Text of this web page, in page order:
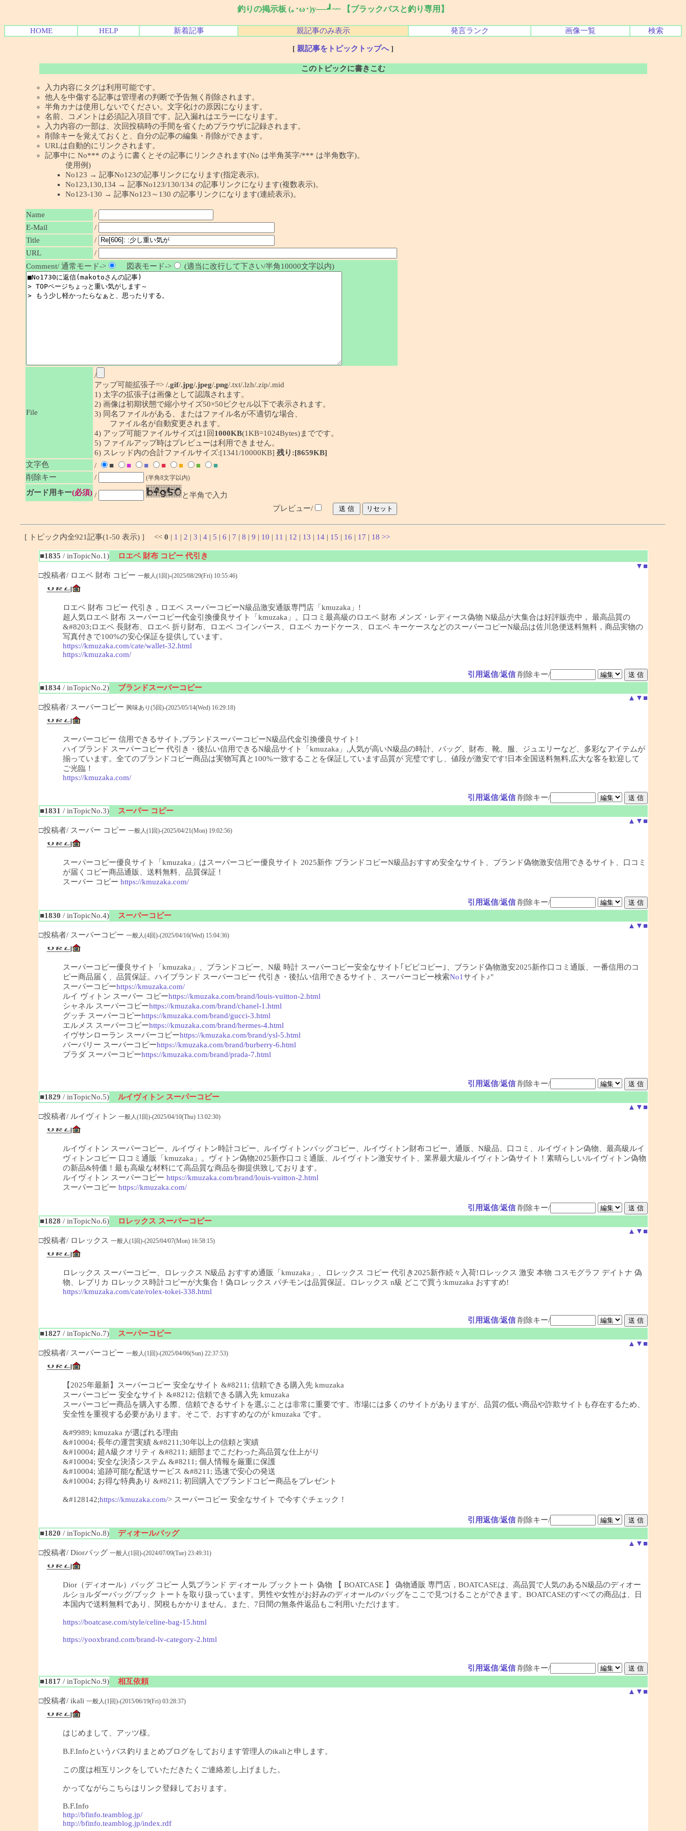
釣りの掲示板 (｡･ω･)y──┛~~ 【ブラックバスと釣り専用】
HOME HELP 新着記事 親記事のみ表示 発言ランク 画像一覧 検索
[ 親記事をトピックトップへ]
このトピックに書きこむ
入力内容にタグは利用可能です。
他人を中傷する記事は管理者の判断で予告無く削除されます。
半角カナは使用しないでください。文字化けの原因になります。
名前、コメントは必須記入項目です。記入漏れはエラーになります。
入力内容の一部は、次回投稿時の手間を省くためブラウザに記録されます。
削除キーを覚えておくと、自分の記事の編集・削除ができます。
URLは自動的にリンクされます。
記事中に No*** のように書くとその記事にリンクされます(No は半角英字/*** は半角数字)。
使用例)
No123 → 記事No123の記事リンクになります(指定表示)。
No123,130,134 → 記事No123/130/134 の記事リンクになります(複数表示)。
No123-130 → 記事No123～130 の記事リンクになります(連続表示)。
Name
/
E-Mail
/
Title
/
URL
/
Comment/ 通常モード->
図表モード-> (適当に改行して下さい/半角10000文字以内)
File
/
アップ可能拡張子=> /.gif/.jpg/.jpeg/.png/.txt/.lzh/.zip/.mid
1) 太字の拡張子は画像として認識されます。
2) 画像は初期状態で縮小サイズ50×50ピクセル以下で表示されます。
3) 同名ファイルがある、またはファイル名が不適切な場合、
ファイル名が自動変更されます。
4) アップ可能ファイルサイズは1回 1000KB(1KB=1024Bytes)までです。
5) ファイルアップ時はプレビューは利用できません。
6) スレッド内の合計ファイルサイズ:[1341/10000KB] 残り:[8659KB]
文字色
/ ■ ■ ■ ■ ■ ■
■
削除キー
/ (半角8文字以内)
ガード用キー(必須) /
と半角で入力
プレビュー/
[ トピック内全921記事(1-50 表示) ] << 0 | 1 | 2 | 3 | 4 | 5 | 6 | 7 | 8 | 9 | 10 | 11 | 12 | 13 | 14 | 15 | 16 | 17 | 18 >>
■1835 / inTopicNo.1)
ロエベ 財布 コピー 代引き
▼ ■
□投稿者/ ロエベ 財布 コピー 一般人(1回)-(2025/08/29(Fri) 10:55:46)
ロエベ 財布 コピー 代引き，ロエベ スーパーコピーN級品激安通販専門店「kmuzaka」!
超人気ロエベ 財布 スーパーコピー代金引換優良サイト「kmuzaka」。口コミ最高級のロエベ 財布 メンズ・レディース偽物 N級品が大集合は好評販売中， 最高品質の
&#8203;ロエベ 長財布、ロエベ 折り財布、ロエベ コインパース、ロエベ カードケース、ロエベ キーケースなどのスーパーコピーN級品は佐川急便送料無料，商品実物の
写真付きで100%の安心保証を提供しています。
https://kmuzaka.com/cate/wallet-32.html
https://kmuzaka.com/
引用返信/返信 削除キー/
■1834/ inTopicNo.2)
ブランドスーパーコピー
▲ ▼ ■
□投稿者/ スーパーコピー 興味あり(5回)-(2025/05/14(Wed) 16:29:18)
スーパーコピー 信用できるサイト,ブランドスーパーコピーN級品代金引換優良サイト!
ハイブランド スーパーコピー 代引き・後払い信用できるN級品サイト「kmuzaka」,人気が高いN級品の時計、バッグ、財布、靴、服、ジュエリーなど、多彩なアイテムが
揃っています。全てのブランドコピー商品は実物写真と100%一致することを保証しています品質が 完璧ですし、値段が激安です!日本全国送料無料,広大な客を歓迎して
ご光臨！
https://kmuzaka.com/
引用返信/返信 削除キー/
■1831 / inTopicNo.3)
スーパー コピー
▲ ▼ ■
□投稿者/ スーパー コピー 一般人(1回)-(2025/04/21(Mon) 19:02:56)
スーパーコピー優良サイト「kmuzaka」はスーパーコピー優良サイト 2025新作 ブランドコピーN級品おすすめ安全なサイト、ブランド偽物激安信用できるサイト、口コミ
が届くコピー商品通販、送料無料、品質保証！
スーパー コピー https://kmuzaka.com/
引用返信/返信 削除キー/
■1830 / inTopicNo.4)
スーパーコピー
▲ ▼ ■
□投稿者/ スーパーコピー 一般人(4回)-(2025/04/16(Wed) 15:04:36)
スーパーコピー優良サイト「kmuzaka」、ブランドコピー、N級 時計 スーパーコピー安全なサイト｢ビビコピー｣、ブランド偽物激安2025新作口コミ通販、一番信用のコ
ピー商品届く、品質保証。ハイブランド スーパーコピー 代引き・後払い信用できるサイト、スーパーコピー検索No1サイト♪"
スーパーコピーhttps://kmuzaka.com/
ルイ ヴィトン スーパー コピーhttps://kmuzaka.com/brand/louis-vuitton-2.html
シャネル スーパーコピーhttps://kmuzaka.com/brand/chanel-1.html
グッチ スーパーコピーhttps://kmuzaka.com/brand/gucci-3.html
エルメス スーパーコピーhttps://kmuzaka.com/brand/hermes-4.html
イヴサンローラン スーパーコピーhttps://kmuzaka.com/brand/ysl-5.html
バーバリー スーパーコピーhttps://kmuzaka.com/brand/burberry-6.html
プラダ スーパーコピーhttps://kmuzaka.com/brand/prada-7.html
引用返信/返信 削除キー/
■1829 / inTopicNo.5)
ルイヴィトン スーパーコピー
▲ ▼ ■
□投稿者/ ルイヴィトン 一般人(1回)-(2025/04/10(Thu) 13:02:30)
ルイヴィトン スーパーコピー、ルイヴィトン時計コピー、ルイヴィトンバッグコピー、ルイヴィトン財布コピー、通販、N級品、口コミ、ルイヴィトン偽物、最高級ルイ
ヴィトンコピー 口コミ通販「kmuzaka」。ヴィトン偽物2025新作口コミ通販、ルイヴィトン激安サイト、業界最大級ルイヴィトン偽サイト！素晴らしいルイヴィトン偽物
の新品&特価！最も高級な材料にて高品質な商品を御提供致しております。
ルイヴィトン スーパーコピー https://kmuzaka.com/brand/louis-vuitton-2.html
スーパーコピー https://kmuzaka.com/
引用返信/返信 削除キー/
■1828 / inTopicNo.6)
ロレックス スーパーコピー
▲ ▼ ■
□投稿者/ ロレックス 一般人(1回)-(2025/04/07(Mon) 16:58:15)
ロレックス スーパーコピー、ロレックス N級品 おすすめ通販「kmuzaka」、ロレックス コピー 代引き2025新作続々入荷!ロレックス 激安 本物 コスモグラフ デイトナ 偽
物、レプリカ ロレックス時計コピーが大集合！偽ロレックス パチモンは品質保証。ロレックス n級 どこで買う:kmuzaka おすすめ!
https://kmuzaka.com/cate/rolex-tokei-338.html
引用返信/返信 削除キー/
■1827 / inTopicNo.7)
スーパーコピー
▲ ▼ ■
□投稿者/ スーパーコピー 一般人(1回)-(2025/04/06(Sun) 22:37:53)
【2025年最新】スーパーコピー 安全なサイト &#8211; 信頼できる購入先 kmuzaka
スーパーコピー 安全なサイト &#8212; 信頼できる購入先 kmuzaka
スーパーコピー商品を購入する際、信頼できるサイトを選ぶことは非常に重要です。市場には多くのサイトがありますが、品質の低い商品や詐欺サイトも存在するため、
安全性を重視する必要があります。そこで、おすすめなのが kmuzaka です。
&#9989; kmuzaka が選ばれる理由
&#10004; 長年の運営実績 &#8211;30年以上の信頼と実績
&#10004; 超A級クオリティ &#8211; 細部までこだわった高品質な仕上がり
&#10004; 安全な決済システム &#8211; 個人情報を厳重に保護
&#10004; 追跡可能な配送サービス &#8211; 迅速で安心の発送
&#10004; お得な特典あり &#8211; 初回購入でブランドコピー商品をプレゼント
&#128142;https://kmuzaka.com/> スーパーコピー 安全なサイト で今すぐチェック！
引用返信/返信 削除キー/
■1820 / inTopicNo.8)
ディオールバッグ
▲ ▼ ■
□投稿者/ Diorバッグ 一般人(1回)-(2024/07/09(Tue) 23:49:31)
Dior（ディオール）バッグ コピー 人気ブランド ディオール ブックトート 偽物 【 BOATCASE 】 偽物通販 専門店，BOATCASEは、高品質で人気のあるN級品のディオー
ルショルダーバッグ/ブック トートを取り扱っています。男性や女性がお好みのディオールのバッグをここで見つけることができます。BOATCASEのすべての商品は、日
本国内で送料無料であり、関税もかかりません。また、7日間の無条件返品もご利用いただけます。
https://boatcase.com/style/celine-bag-15.html
https://yooxbrand.com/brand-lv-category-2.html
引用返信/返信 削除キー/
■1817 / inTopicNo.9)
相互依頼
▲ ▼ ■
□投稿者/ ikali 一般人(1回)-(2015/06/19(Fri) 03:28:37)
はじめまして、アッツ様。
B.F.Infoというバス釣りまとめブログをしております管理人のikaliと申します。
この度は相互リンクをしていただきたくご連絡差し上げました。
かってながらこちらはリンク登録しております。
B.F.Info
http://bfinfo.teamblog.jp/
http://bfinfo.teamblog.jp/index.rdf